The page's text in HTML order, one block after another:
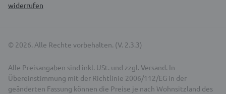
widerrufen
© 2026. Alle Rechte vorbehalten. (V. 2.3.3)
Alle Preisangaben sind inkl. USt. und zzgl. Versand. In
Übereinstimmung mit der Richtlinie 2006/112/EG in der
geänderten Fassung können die Preise je nach Wohnsitzland des